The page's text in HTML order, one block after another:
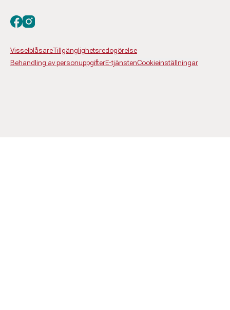
VisselblåsareTillgänglighetsredogörelse
Behandling av personuppgifterE-tjänstenCookieinställningar
Besök oss på facebook
Besök oss på instagram